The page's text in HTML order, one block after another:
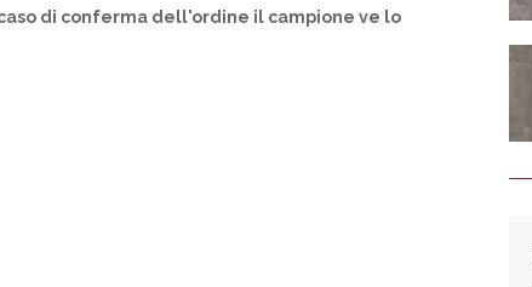
di conferma dell'ordine il campione ve lo